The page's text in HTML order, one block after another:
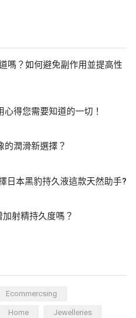
嗎？如何避免副作用並提高性
得您需要知道的一切！
潤滑新選擇？
日本黑豹持久液這款天然助手?
射精持久度嗎？
Ecommercsing
Home Jewelleries